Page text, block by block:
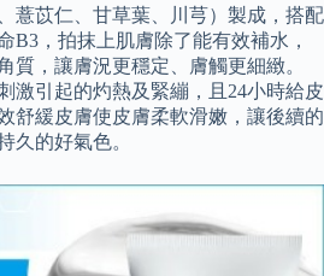
薏苡仁、甘草葉、川芎）製成，搭配
B3，拍抹上肌膚除了能有效補水，
質，讓膚況更穩定、膚觸更細緻。
激引起的灼熱及緊繃，且24小時給皮
舒緩皮膚使皮膚柔軟滑嫩，讓後續的
久的好氣色。